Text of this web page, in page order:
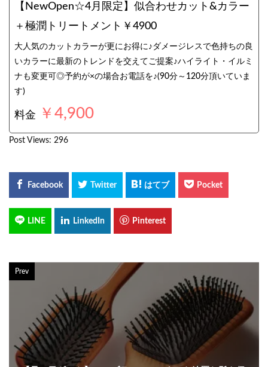
【NewOpen☆4月限定】似合わせカット&カラー
＋極潤トリートメント￥4900
大人気のカットカラーが更にお得に♪ダメージレスで色持ちの良
いカラーに最新のトレンドを交えてご提案♪ハイライト・イルミ
ナも変更可◎予約が×の場合お電話を♪(90分～120分頂いていま
す)
料金 ￥4,900
Post Views: 296
Prev